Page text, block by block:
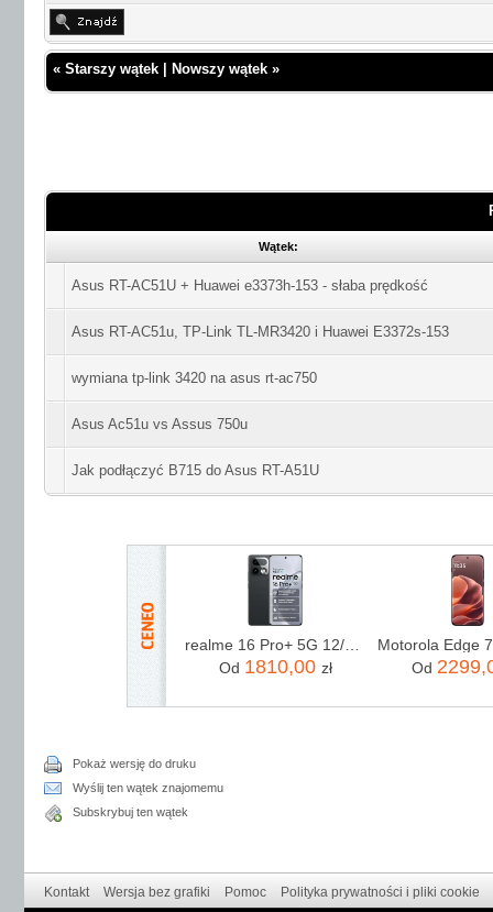
« Starszy wątek Nowszy wątek »
Wątek:
Asus RT-AC51U + Huawei e3373h-153 - słaba prędkość
Asus RT-AC51u, TP-Link TL-MR3420 i Huawei E3372s-153
wymiana tp-link 3420 na asus rt-ac750
Asus Ac51u vs Assus 750u
Jak podłączyć B715 do Asus RT-A51U
realme 16 Pro+ 5G 12/512GB Szary
Od 1810,00 zł Od
Pokaż wersję do druku
Wyślij ten wątek znajomemu
Subskrybuj ten wątek
Kontakt Wersja bez grafiki Pomoc Polityka prywatności i pliki cookie